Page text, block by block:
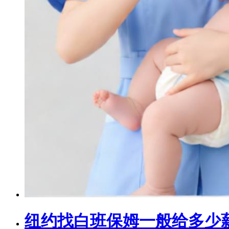
纽约找白班保姆一般给多少